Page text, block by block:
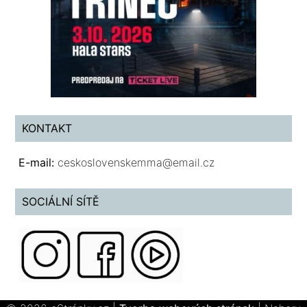
KONTAKT
E-mail: ceskoslovenskemma@email.cz
SOCIÁLNÍ SÍTĚ